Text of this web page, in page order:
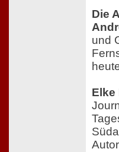
Die
und
Elke